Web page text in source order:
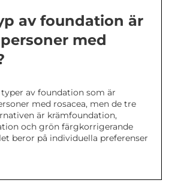
av foundation är
med
av foundation som är
med rosacea, men de tre
är krämfoundation,
och grön färgkorrigerande
beror på individuella preferenser